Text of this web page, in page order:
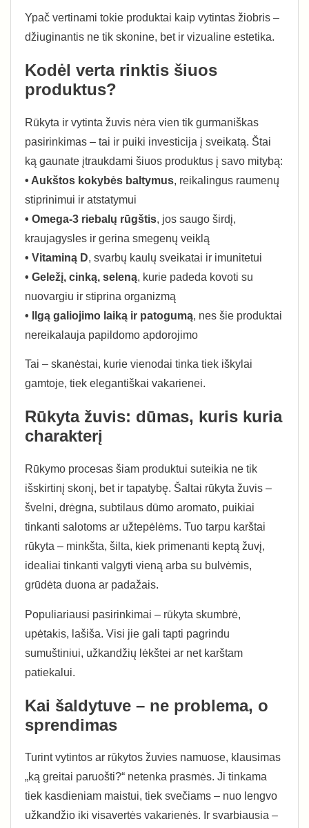
Ypač vertinami tokie produktai kaip vytintas žiobris –
džiuginantis ne tik skonine, bet ir vizualine estetika.
Kodėl verta rinktis šiuos
produktus?
Rūkyta ir vytinta žuvis nėra vien tik gurmaniškas
pasirinkimas – tai ir puiki investicija į sveikatą. Štai
ką gaunate įtraukdami šiuos produktus į savo mitybą:
• Aukštos kokybės baltymus, reikalingus raumenų
stiprinimui ir atstatymui
• Omega-3 riebalų rūgštis, jos saugo širdį,
kraujagysles ir gerina smegenų veiklą
• Vitaminą D, svarbų kaulų sveikatai ir imunitetui
• Geležį, cinką, seleną, kurie padeda kovoti su
nuovargiu ir stiprina organizmą
• Ilgą galiojimo laiką ir patogumą, nes šie produktai
nereikalauja papildomo apdorojimo
Tai – skanėstai, kurie vienodai tinka tiek iškylai
gamtoje, tiek elegantiškai vakarienei.
Rūkyta žuvis: dūmas, kuris kuria
charakterį
Rūkymo procesas šiam produktui suteikia ne tik
išskirtinį skonį, bet ir tapatybę. Šaltai rūkyta žuvis –
švelni, drėgna, subtilaus dūmo aromato, puikiai
tinkanti salotoms ar užtepėlėms. Tuo tarpu karštai
rūkyta – minkšta, šilta, kiek primenanti keptą žuvį,
idealiai tinkanti valgyti vieną arba su bulvėmis,
grūdėta duona ar padažais.
Populiariausi pasirinkimai – rūkyta skumbrė,
upėtakis, lašiša. Visi jie gali tapti pagrindu
sumuštiniui, užkandžių lėkštei ar net karštam
patiekalui.
Kai šaldytuve – ne problema, o
sprendimas
Turint vytintos ar rūkytos žuvies namuose, klausimas
„ką greitai paruošti?“ netenka prasmės. Ji tinkama
tiek kasdieniam maistui, tiek svečiams – nuo lengvo
užkandžio iki visavertės vakarienės. Ir svarbiausia –